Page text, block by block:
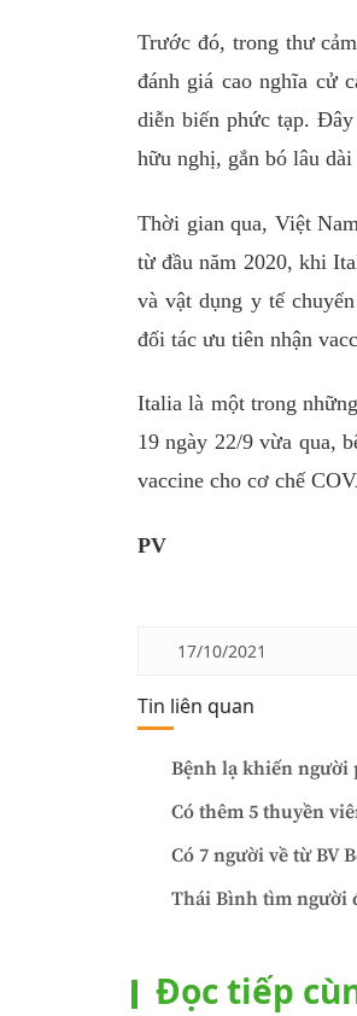
Trước đó, trong thư
đánh giá cao nghĩa cử
diễn biến phức tạp.
hữu nghị, gắn bó lâu
Thời gian qua, Việt
từ đầu năm 2020, khi
và vật dụng y tế
đối tác ưu tiên nhận
Italia là một trong
19 ngày 22/9 vừa qua,
vaccine cho cơ chế
PV
17/10/2021
Tin liên quan
Bệnh lạ khiến người
Có thêm 5 thuyền
Có 7 người về từ BV
Thái Bình tìm người
Đọc tiếp